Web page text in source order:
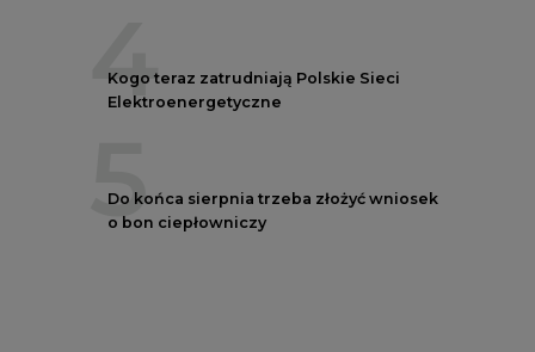
4
Kogo teraz zatrudniają Polskie Sieci
Elektroenergetyczne
5
Do końca sierpnia trzeba złożyć wniosek
o bon ciepłowniczy